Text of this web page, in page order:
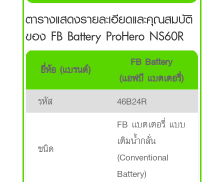
ตารางแสดงรายละเอียดและคุณสมบัติ
ของ FB Battery ProHero NS60R
ยี่ห้อ (แบรนด์)
FB Battery
(แอฟบี แบตเตอรี่)
รหัส
46B24R
ชนิด
FB แบตเตอรี่ แบบ
เติมน้ำกลั่น
(Conventional
Battery)